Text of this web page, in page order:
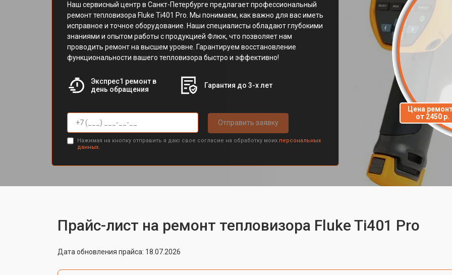
Наш сервисный центр в Санкт-Петербурге предлагает профессиональный
ремонт тепловизора Fluke Ti401 Pro. Мы понимаем, как важно для вас иметь
исправное и точное оборудование. Наши специалисты обладают глубокими
знаниями и опытом работы с продукцией Флюк, что позволяет нам
проводить ремонт на высшем уровне. Гарантируем восстановление
функциональности вашего тепловизора быстро и эффективно!
Экспрес1 ремонт в
день обращения
Гарантия до 3-х лет
Отправить заявку
Нажимая на кнопку отправить я даю свое согласие на обработку моих персональных
данных.
Цена
от 2450 р.
Прайс-лист на ремонт тепловизора Fluke Ti401 Pro
Дата обновления прайса: 18.07.2026